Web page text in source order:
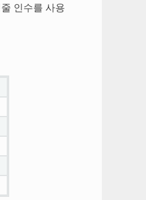
인수를 사용